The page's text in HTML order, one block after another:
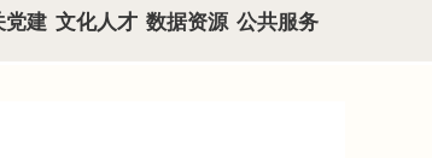
党建 文化人才 数据资源 公共服务